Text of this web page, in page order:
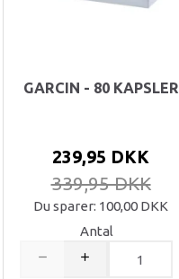
GARCIN - 80 KAPSLER
239,95 DKK
339,95 DKK
Du sparer: 100,00 DKK
Antal